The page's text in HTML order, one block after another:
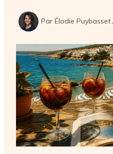
Par Élodie Puybasset